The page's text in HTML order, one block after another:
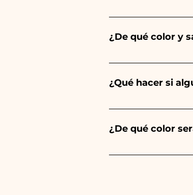
Se garantiza la
¿De qué color y
El sabor de las
Comunión,
¿Qué hacer si
Llevamos muchos
¿De qué color
Siempre